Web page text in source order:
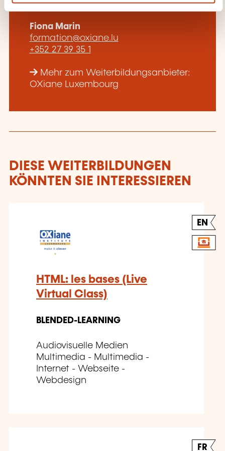
kontaktieren?
Fiona Marin
formation@oxiane.lu
+352 27 39 35 1
Mehr zum Weiterbildungsanbieter:
OXiane Luxembourg
DIESE WEITERBILDUNGEN
KÖNNTEN SIE INTERESSIEREN
EN
HTML: les bases (Live
Virtual Class)
BLENDED-LEARNING
Audiovisuelle Medien
Multimedia - Multimedia -
Internet - Webseite -
Webdesign
FR